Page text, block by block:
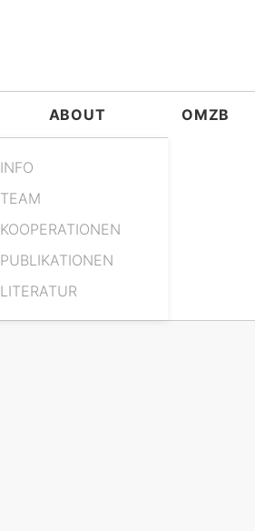
ABOUT
INFO
TEAM
KOOPERATIONEN
PUBLIKATIONEN
LITERATUR
OMZB